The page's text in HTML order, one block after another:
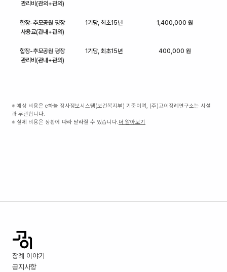
관리비(관외+관외)
합장-추모공원 평장
사용료(관내+관외)
1기당, 최초15년 1,400,000 원
합장-추모공원 평장
관리비(관내+관외)
1기당, 최초15년 400,000 원
※ 예상 비용은 e하늘 장사정보시스템(보건복지부) 기준이며, (주)고이장례연구소는 시설
과 무관합니다.
※ 실제 비용은 상황에 따라 달라질 수 있습니다.더 알아보기
장례 이야기
공지사항